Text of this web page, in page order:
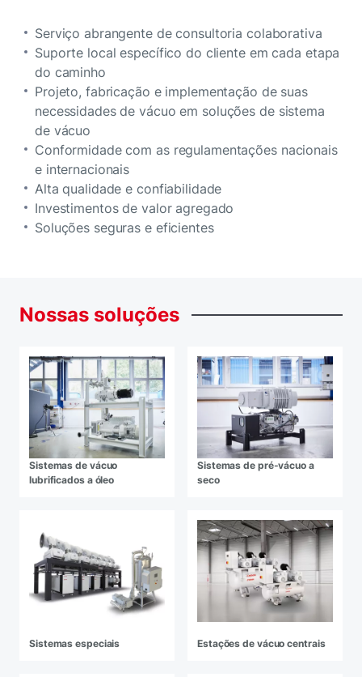
Serviço abrangente de consultoria colaborativa
Suporte local específico do cliente em cada etapa
do caminho
Projeto, fabricação e implementação de suas
necessidades de vácuo em soluções de sistema
de vácuo
Conformidade com as regulamentações nacionais
e internacionais
Alta qualidade e confiabilidade
Investimentos de valor agregado
Soluções seguras e eficientes
Nossas soluções
Sistemas de vácuo
lubrificados a óleo
Sistemas de pré-vácuo a
seco
Sistemas especiais Estações de vácuo centrais